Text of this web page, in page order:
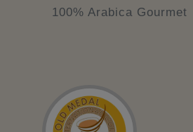
100% Arabica Gourmet